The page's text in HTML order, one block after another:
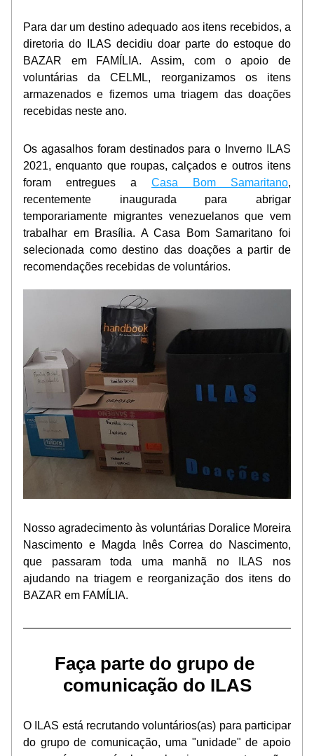
Para dar um destino adequado aos itens recebidos, a
diretoria do ILAS decidiu doar parte do estoque do
BAZAR em FAMÍLIA. Assim, com o apoio de
voluntárias da CELML, reorganizamos os itens
armazenados e fizemos uma triagem das doações
recebidas neste ano.
Os agasalhos foram destinados para o Inverno ILAS
2021, enquanto que roupas, calçados e outros itens
foram entregues a Casa Bom Samaritano,
recentemente inaugurada para abrigar
temporariamente migrantes venezuelanos que vem
trabalhar em Brasília. A Casa Bom Samaritano foi
selecionada como destino das doações a partir de
recomendações recebidas de voluntários.
Nosso agradecimento às voluntárias Doralice Moreira
Nascimento e Magda Inês Correa do Nascimento,
que passaram toda uma manhã no ILAS nos
ajudando na triagem e reorganização dos itens do
BAZAR em FAMÍLIA.
Faça parte do grupo de
comunicação do ILAS
O ILAS está recrutando voluntários(as) para participar
do grupo de comunicação, uma "unidade" de apoio